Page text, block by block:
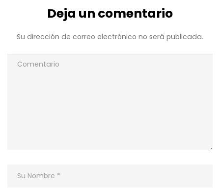
Deja un comentario
Su dirección de correo electrónico no será publicada.